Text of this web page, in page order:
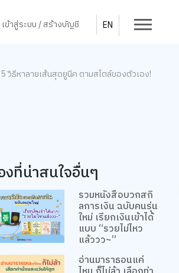
เข้าสู่ระบบ / สร้างบัญชี EN
5 วิธีหาลายเส้นสุดยูนีค ตามสไตล์ของตัวเอง!
งที่น่าสนใจอื่นๆ
รวมหนังสือบวกสกิ
ลการเงิน ฉบับคนรุ่น
ใหม่ เรียกเงินเข้าได้
แบบ “รวยไม่ไหว
แล้ววว~”
อ่านมาราธอนแค่